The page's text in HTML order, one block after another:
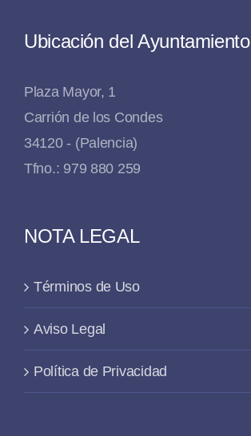
Ubicación del Ayuntamiento
Plaza Mayor, 1
Carrión de los Condes
34120 - (Palencia)
Tfno.: 979 880 259
NOTA LEGAL
Términos de Uso
Aviso Legal
Política de Privacidad